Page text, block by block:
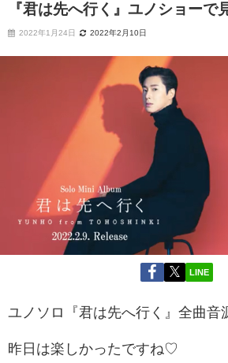
『君は先へ行く』ユノショーで
2022年1月24日 2022年2月10日
LINE
ユノソロ『君は先へ行く』全曲音
昨日は楽しかったですね♡